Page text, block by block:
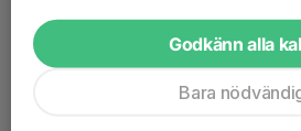
Godkänn alla
Bara